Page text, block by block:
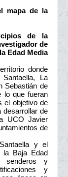
mapa de la
de la
de
Edad Media
donde
La
Sebastián de
lo que fueran
el objetivo de
desarrollar de
UCO Javier
de
y el
la Baja Edad
senderos y
y